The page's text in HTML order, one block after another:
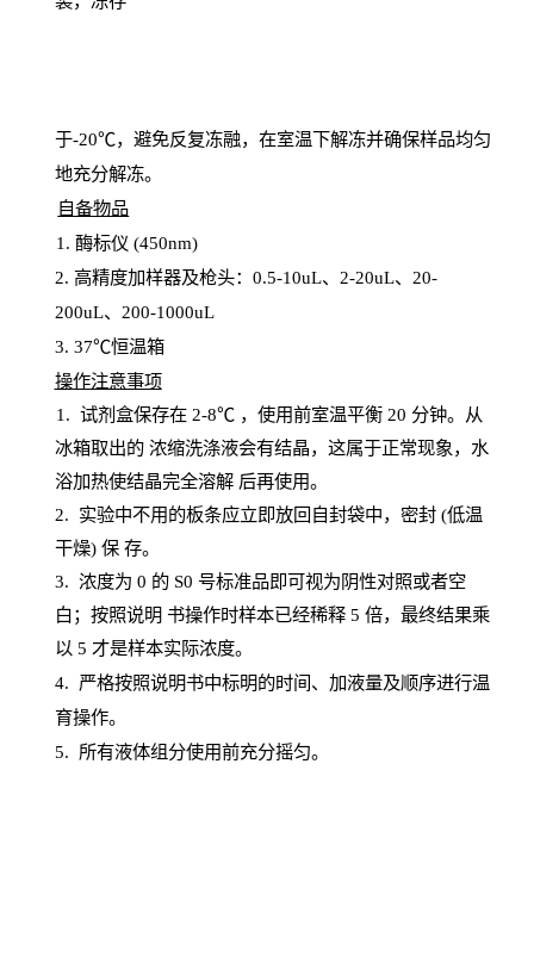
于-20℃，避免反复冻融，在室温下解冻并确保样品均匀
地充分解冻。
自备物品
1 . 酶标仪 (450nm)
2. 高精度加样器及枪头： 0.5-10uL、 2-20uL、 20-
200uL、 200-1000uL
3. 37℃恒温箱
操作注意事项
1. 试剂盒保存在 2-8℃ ，使用前室温平衡 20 分钟。从
冰箱取出的 浓缩洗涤液会有结晶，这属于正常现象，水
浴加热使结晶完全溶解 后再使用。
2. 实验中不用的板条应立即放回自封袋中，密封(低温
干燥) 保 存。
3. 浓度为 0 的 S0 号标准品即可视为阴性对照或者空
白；按照说明 书操作时样本已经稀释5 倍，最终结果乘
以 5 才是样本实际浓度。
4. 严格按照说明书中标明的时间、加液量及顺序进行温
育操作。
5. 所有液体组分使用前充分摇匀。